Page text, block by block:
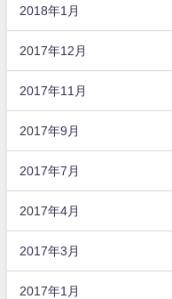
2018年1月
2017年12月
2017年11月
2017年9月
2017年7月
2017年4月
2017年3月
2017年1月